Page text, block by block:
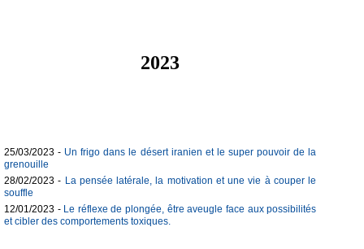
2023
25/03/2023 - Un frigo dans le désert iranien et le super pouvoir de la
grenouille
28/02/2023 - La pensée latérale, la motivation et une vie à couper le
souffle
12/01/2023 - Le réflexe de plongée, être aveugle face aux possibilités
et cibler des comportements toxiques.